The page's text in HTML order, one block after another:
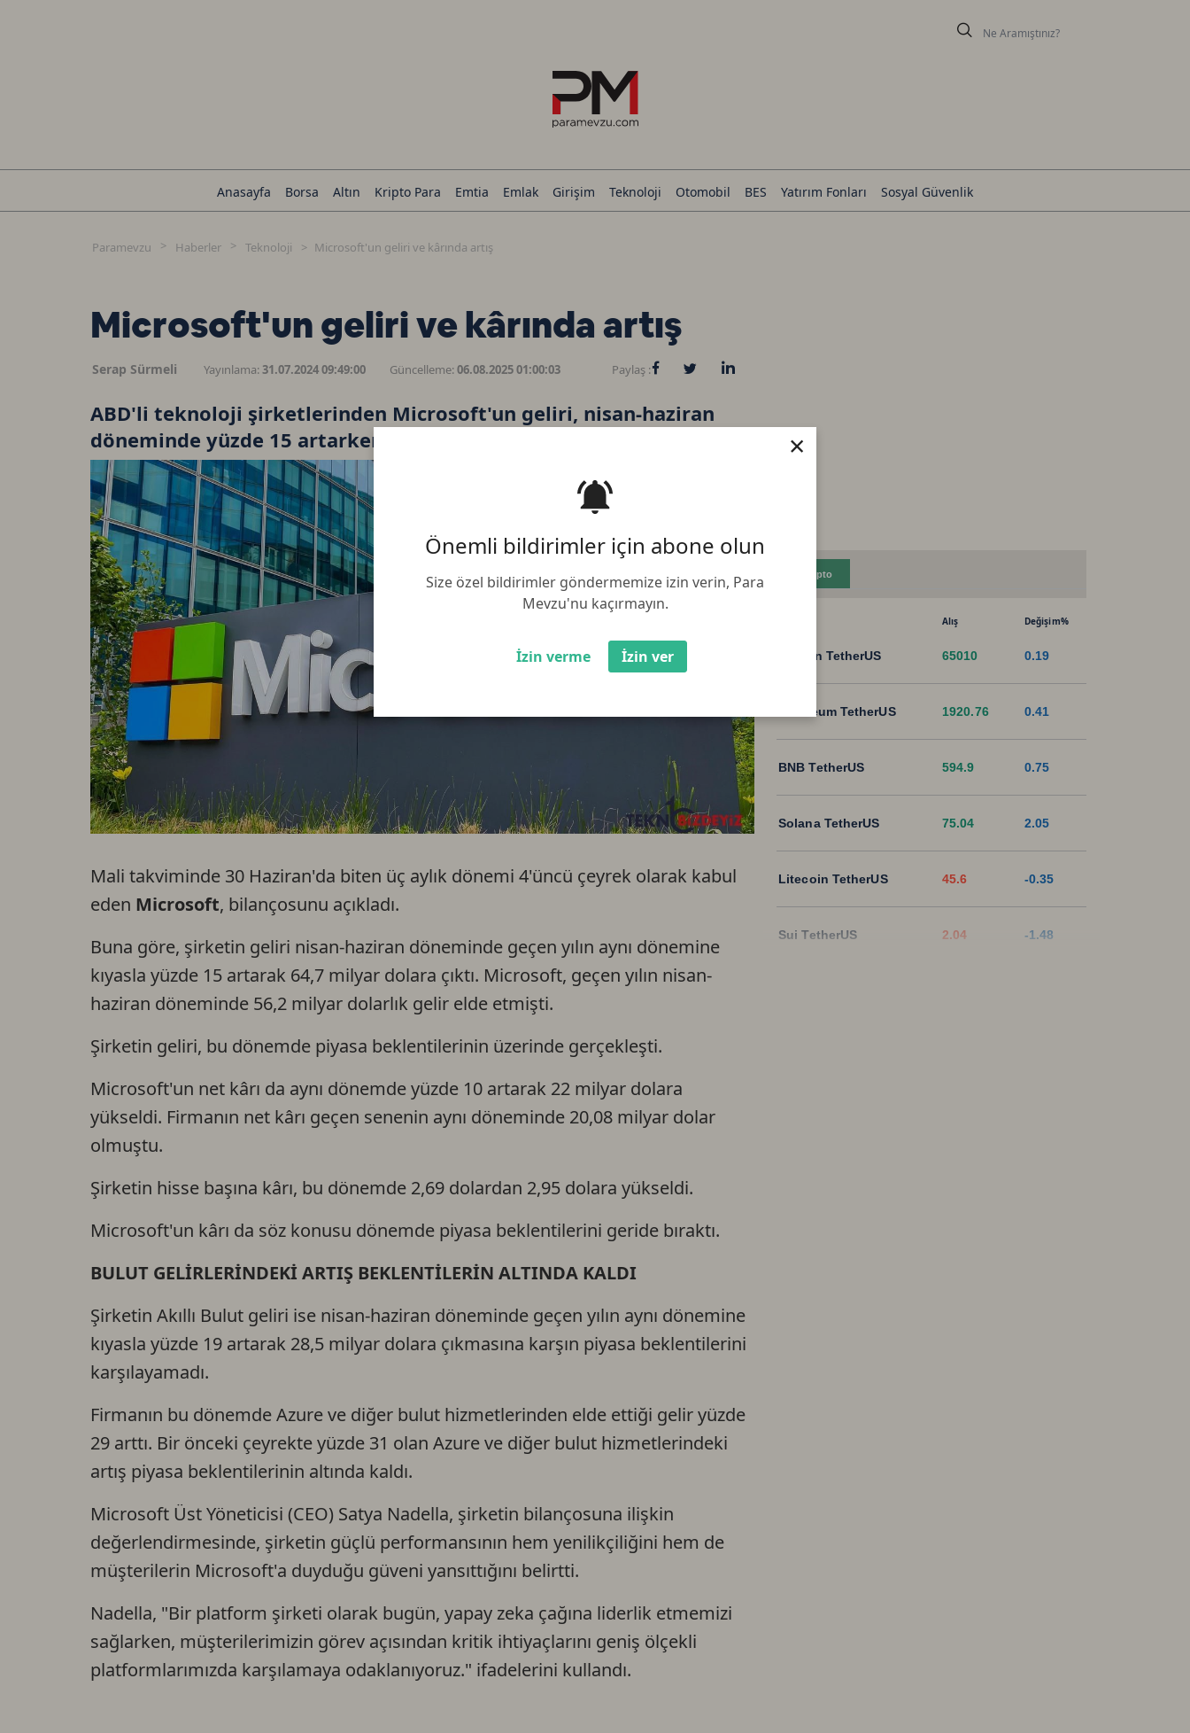
Önemli bildirimler için abone olun
Size özel bildirimler göndermemize izin verin, Para
Mevzu'nu kaçırmayın.
İzin verme İzin ver
×
Anasayfa Borsa Altın Kripto Para Emtia Emlak Girişim Teknoloji Otomobil BES Yatırım Fonları Sosyal Güvenlik
Paramevzu Haberler Teknoloji Microsoft'un geliri ve kârında artış
Microsoft'un geliri ve kârında artış
Serap Sürmeli Yayınlama:31.07.2024 09:49:00 Güncelleme:06.08.2025 01:00:03 Paylaş :
ABD'li teknoloji şirketlerinden Microsoft'un geliri, nisan-haziran
döneminde yüzde 15 artarken, net kârı yüzde 10 yükseldi
Mali takviminde 30 Haziran'da biten üç aylık dönemi 4'üncü çeyrek olarak kabul
eden Microsoft, bilançosunu açıkladı.
Buna göre, şirketin geliri nisan-haziran döneminde geçen yılın aynı dönemine
kıyasla yüzde 15 artarak 64,7 milyar dolara çıktı. Microsoft, geçen yılın nisan-
haziran döneminde 56,2 milyar dolarlık gelir elde etmişti.
Şirketin geliri, bu dönemde piyasa beklentilerinin üzerinde gerçekleşti.
Microsoft'un net kârı da aynı dönemde yüzde 10 artarak 22 milyar dolara
yükseldi. Firmanın net kârı geçen senenin aynı döneminde 20,08 milyar dolar
olmuştu.
Şirketin hisse başına kârı, bu dönemde 2,69 dolardan 2,95 dolara yükseldi.
Microsoft'un kârı da söz konusu dönemde piyasa beklentilerini geride bıraktı.
BULUT GELİRLERİNDEKİ ARTIŞ BEKLENTİLERİN ALTINDA KALDI
Şirketin Akıllı Bulut geliri ise nisan-haziran döneminde geçen yılın aynı dönemine
kıyasla yüzde 19 artarak 28,5 milyar dolara çıkmasına karşın piyasa beklentilerini
karşılayamadı.
Firmanın bu dönemde Azure ve diğer bulut hizmetlerinden elde ettiği gelir yüzde
29 arttı. Bir önceki çeyrekte yüzde 31 olan Azure ve diğer bulut hizmetlerindeki
artış piyasa beklentilerinin altında kaldı.
Microsoft Üst Yöneticisi (CEO) Satya Nadella, şirketin bilançosuna ilişkin
değerlendirmesinde, şirketin güçlü performansının hem yenilikçiliğini hem de
müşterilerin Microsoft'a duyduğu güveni yansıttığını belirtti.
Nadella, "Bir platform şirketi olarak bugün, yapay zeka çağına liderlik etmemizi
sağlarken, müşterilerimizin görev açısından kritik ihtiyaçlarını geniş ölçekli
platformlarımızda karşılamaya odaklanıyoruz." ifadelerini kullandı.
Kripto
Alış Değişim%
Bitcoin TetherUS 65010 0.19
Ethereum TetherUS 1920.76 0.41
BNB TetherUS 594.9 0.75
Solana TetherUS 75.04 2.05
Litecoin TetherUS 45.6 -0.35
Sui TetherUS 2.04 -1.48